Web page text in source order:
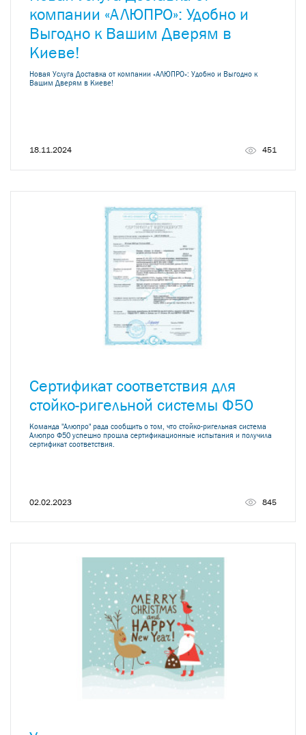
компании «АЛЮПРО»: Удобно и
Выгодно к Вашим Дверям в
Киеве!
Новая Услуга Доставка от компании «АЛЮПРО»: Удобно и Выгодно к
Вашим Дверям в Киеве!
18.11.2024 451
Сертификат соответствия для
стойко-ригельной системы Ф50
Команда "Алюпро" рада сообщить о том, что стойко-ригельная система
Алюпро Ф50 успешно прошла сертификационные испытания и получила
сертификат соответствия.
02.02.2023 845